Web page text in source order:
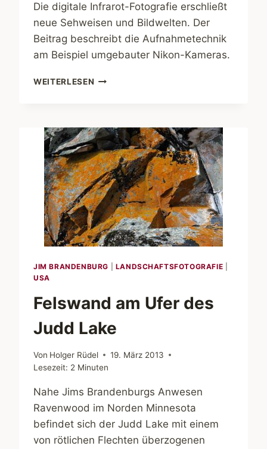
Die digitale Infrarot-Fotografie erschließt
neue Sehweisen und Bildwelten. Der
Beitrag beschreibt die Aufnahmetechnik
am Beispiel umgebauter Nikon-Kameras.
WEITERLESEN DIGITALE
NIKON-
KAMERAS
IN
DER
PRAXIS
JIM BRANDENBURG LANDSCHAFTSFOTOGRAFIE
USA
Felswand am Ufer des
Judd Lake
Von Holger Rüdel
19. März 2013
Lesezeit: 2 Minuten
Nahe Jims Brandenburgs Anwesen
Ravenwood im Norden Minnesota
befindet sich der Judd Lake mit einem
von rötlichen Flechten überzogenen